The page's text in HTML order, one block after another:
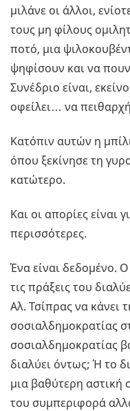
μιλάνε οι άλλοι,
τους μη φίλους
ποτό, μια
ψηφίσουν και να
Συνέδριο είναι,
οφείλει… να
Κατόπιν αυτών η
όπου ξεκίνησε τη
κατώτερο.
Και οι απορίες είναι
περισσότερες.
Ένα είναι δεδομένο.
τις πράξεις του
Αλ. Τσίπρας να κάνει
σοσιαλδημοκρατίας
σοσιαλδημοκρατίας
διαλύει όντως; Ή το
μια βαθύτερη αστική
του συμπεριφορά